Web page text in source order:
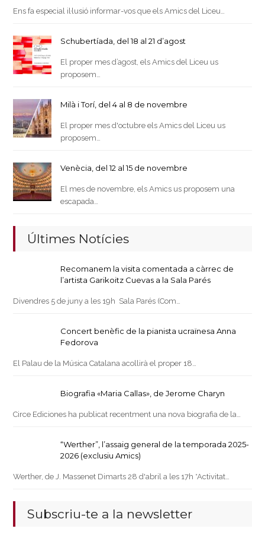
Ens fa especial il·lusió informar-vos que els Amics del Liceu…
Schubertíada, del 18 al 21 d’agost
El proper mes d’agost, els Amics del Liceu us
proposem…
Milà i Torí, del 4 al 8 de novembre
El proper mes d'octubre els Amics del Liceu us
proposem…
Venècia, del 12 al 15 de novembre
El mes de novembre, els Amics us proposem una
escapada…
Últimes Notícies
Recomanem la visita comentada a càrrec de
l’artista Garikoitz Cuevas a la Sala Parés
Divendres 5 de juny a les 19h Sala Parés (Com…
Concert benèfic de la pianista ucraïnesa Anna
Fedorova
El Palau de la Música Catalana acollirà el proper 18…
Biografia «Maria Callas», de Jerome Charyn
Circe Ediciones ha publicat recentment una nova biografia de la…
“Werther”, l’assaig general de la temporada 2025-
2026 (exclusiu Amics)
Werther, de J. Massenet Dimarts 28 d'abril a les 17h *Activitat…
Subscriu-te a la newsletter